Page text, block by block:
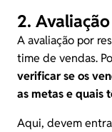
2.
A avaliação por
time de vendas.
verificar se os
as metas e quais
Aqui, devem